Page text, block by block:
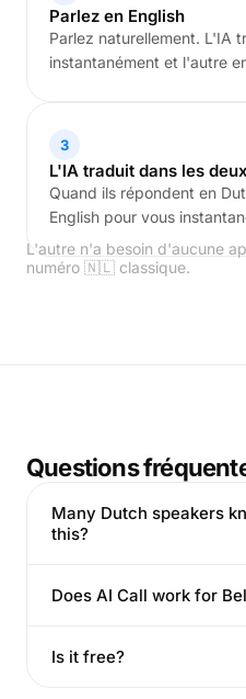
Parlez en English
Parlez naturellement. L'IA
instantanément et l'autre
3
L'IA traduit dans les
Quand ils répondent en
English pour vous
L'autre n'a besoin d'aucune
numéro 🇳🇱 classique.
Questions
Many Dutch speakers
this?
Does AI Call work for
Is it free?